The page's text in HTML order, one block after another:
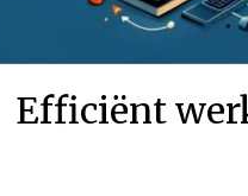
Efficiënt